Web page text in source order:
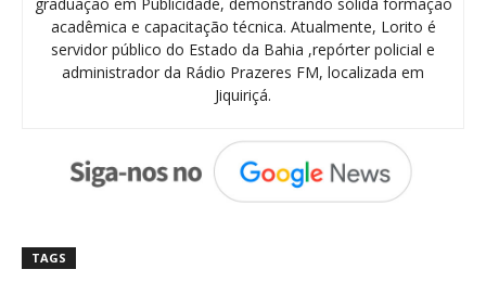
acadêmica e capacitação técnica. Atualmente, Lorito é
servidor público do Estado da Bahia ,repórter policial e
administrador da Rádio Prazeres FM, localizada em
Jiquiriçá.
TAGS